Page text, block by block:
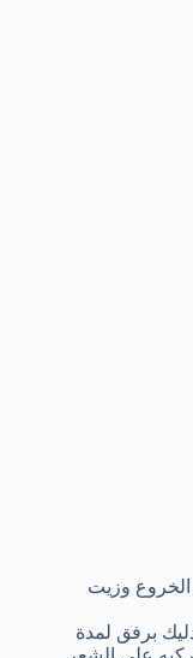
الخروع وزيت
برفق لمدة